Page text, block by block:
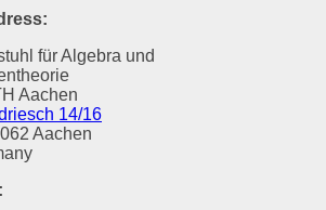
für Algebra und
Aachen
14/16
Aachen